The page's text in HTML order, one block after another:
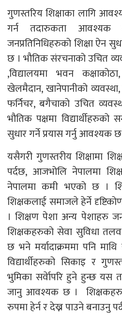
गुणस्तरिय शिक्षाका लागि
गर्न तदारुकता
जनप्रतिनिधिहरुको शिक्षा ऐन
छ । भौतिक संरचनाको उचित
,विद्यालयमा भवन
खेलमैदान, खानेपानीको
फर्निचर, बगैचाको उचित
भौतिक पक्षमा विद्यार्थीहरुको
सुधार गर्ने प्रयास गर्नु आवश्यक
यसैगरी गुणस्तरीय शिक्षामा
पर्दछ, आजभोलि नेपालमा
नेपालमा कमी भएको छ ।
शिक्षकलाई समाजले हेर्ने
। शिक्षण पेशा अन्य पेशाहरु
शिक्षकहरुको सेवा सुविधा
छ भने मर्यादाक्रममा पनि
विद्यार्थीहरुको सिकाइ र
भुमिका सर्वेापरि हुने हुन्छ यस
जानु आवश्यक छ ।
रुपमा हेर्न र देख्न पाउने बनाउनु